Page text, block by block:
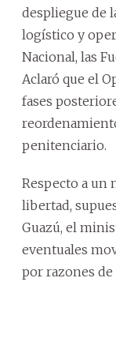
despliegue de
logístico y
Nacional, las
Aclaró que el
fases
penitenciario.
Respecto a un
libertad,
Guazú, el
eventuales
por razones de